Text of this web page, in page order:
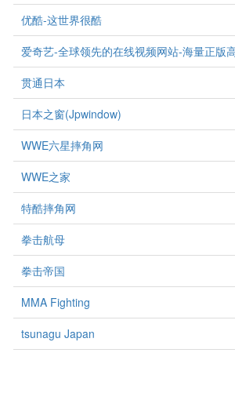
优酷-这世界很酷
爱奇艺-全球领先的在线视频网站-海量正版
贯通日本
日本之窗(Jpwindow)
WWE六星摔角网
WWE之家
特酷摔角网
拳击航母
拳击帝国
MMA Fighting
tsunagu Japan